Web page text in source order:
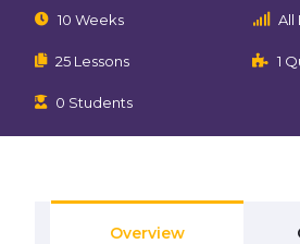
10 Weeks All
25 Lessons 1
0 Students
Overview